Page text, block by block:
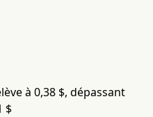
à 0,38 $, dépassant
$